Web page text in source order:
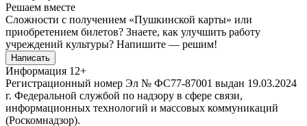
Решаем вместе
Сложности с получением «Пушкинской карты» или
приобретением билетов? Знаете, как улучшить работу
учреждений культуры? Напишите — решим!
Написать
Информация 12+
Регистрационный номер Эл № ФС77-87001 выдан 19.03.2024
г. Федеральной службой по надзору в сфере связи,
информационных технологий и массовых коммуникаций
(Роскомнадзор).